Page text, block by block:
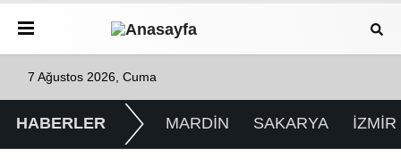
7 Ağustos 2026, Cuma
HABERLER MARDİN SAKARYA İZMİR